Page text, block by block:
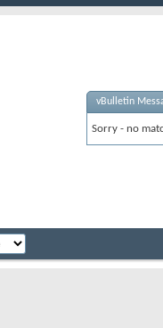
vBulletin
Sorry - no